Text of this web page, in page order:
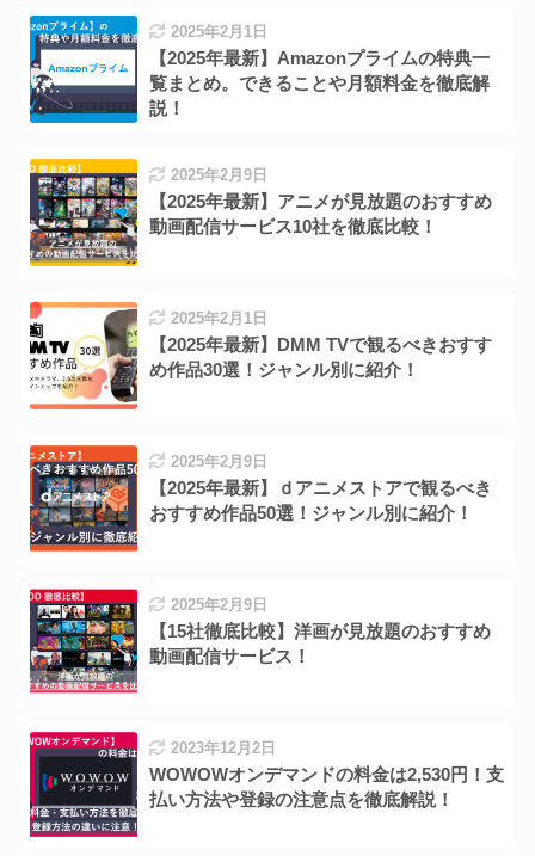
2025年2月1日
【2025年最新】Amazonプライムの特典一
覧まとめ。できることや月額料金を徹底解
説！
2025年2月9日
【2025年最新】アニメが見放題のおすすめ
動画配信サービス10社を徹底比較！
2025年2月1日
【2025年最新】DMM TVで観るべきおすす
め作品30選！ジャンル別に紹介！
2025年2月9日
【2025年最新】ｄアニメストアで観るべき
おすすめ作品50選！ジャンル別に紹介！
2025年2月9日
【15社徹底比較】洋画が見放題のおすすめ
動画配信サービス！
2023年12月2日
WOWOWオンデマンドの料金は2,530円！支
払い方法や登録の注意点を徹底解説！